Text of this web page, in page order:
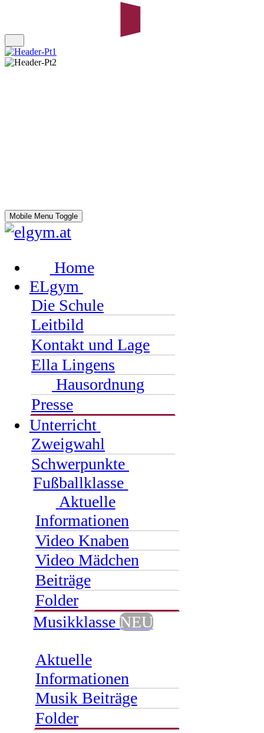
Mobile Menu Toggle
Home
ELgym
Die Schule
Leitbild
Kontakt und Lage
Ella Lingens
Hausordnung
Presse
Unterricht
Zweigwahl
Schwerpunkte
Fußballklasse
Aktuelle
Informationen
Video Knaben
Video Mädchen
Beiträge
Folder
Musikklasse NEU
Aktuelle
Informationen
Musik Beiträge
Folder